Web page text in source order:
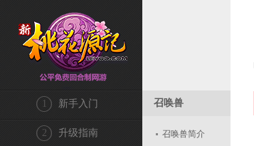
新手入门
1
升级指南
2
召唤兽
召唤兽简介